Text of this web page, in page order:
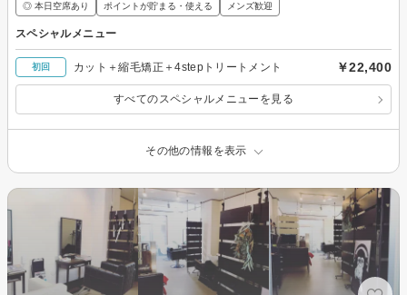
◎ 本日空席あり ポイントが貯まる・使える メンズ歓迎
スペシャルメニュー
初回 カット＋縮毛矯正＋4stepトリートメント ￥22,400
すべてのスペシャルメニューを見る
その他の情報を表示